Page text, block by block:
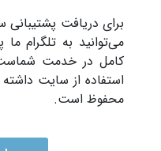
برای دریافت پشتیبانی
می‌توانید به تلگرام
کامل در خدمت
استفاده از سایت
محفوظ است.